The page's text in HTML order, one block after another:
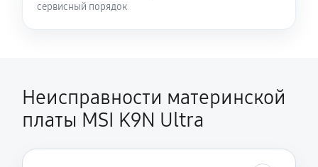
сервисный порядок
Неисправности материнской
платы MSI K9N Ultra